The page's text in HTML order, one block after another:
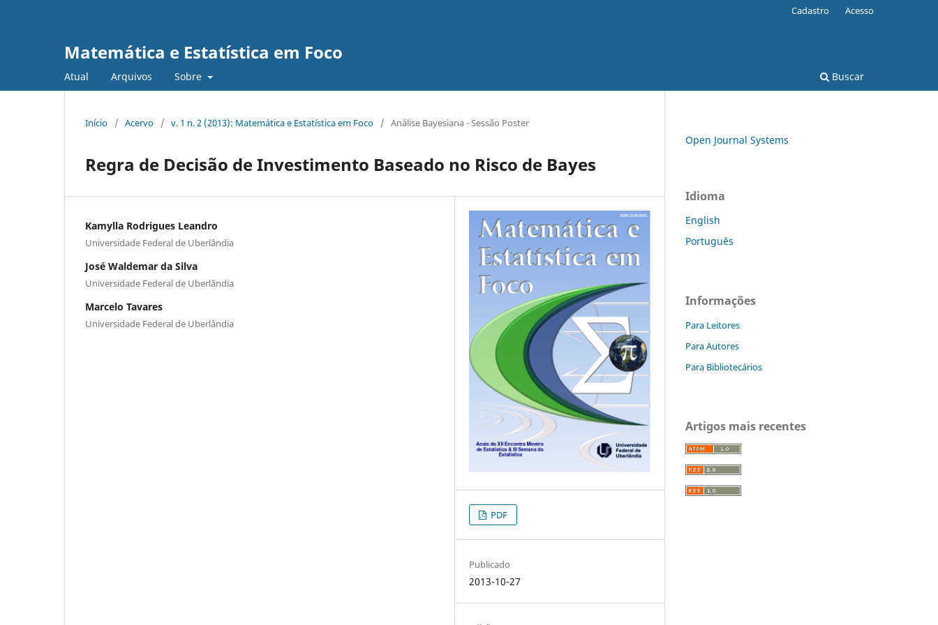
Matemática e Estatística em Foco
Atual Arquivos Sobre Buscar
Cadastro Acesso
Início / Acervo / v. 1 n. 2 (2013): Matemática e Estatística em Foco / Análise Bayesiana - Sessão Poster
Regra de Decisão de Investimento Baseado no Risco de Bayes
Kamylla Rodrigues Leandro
Universidade Federal de Uberlândia
José Waldemar da Silva
Universidade Federal de Uberlândia
Marcelo Tavares
Universidade Federal de Uberlândia
PDF
Publicado
2013-10-27
Open Journal Systems
Idioma
English
Português
Informações
Para Leitores
Para Autores
Para Bibliotecários
Artigos mais recentes